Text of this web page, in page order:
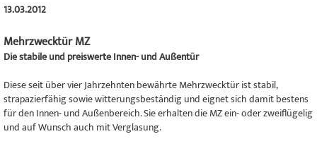
13.03.2012
Mehrzwecktür MZ
Die stabile und preiswerte Innen- und Außentür
Diese seit über vier Jahrzehnten bewährte Mehrzwecktür ist stabil,
strapazierfähig sowie witterungsbeständig und eignet sich damit bestens
für den Innen- und Außenbereich. Sie erhalten die MZ ein- oder zweiflügelig
und auf Wunsch auch mit Verglasung.